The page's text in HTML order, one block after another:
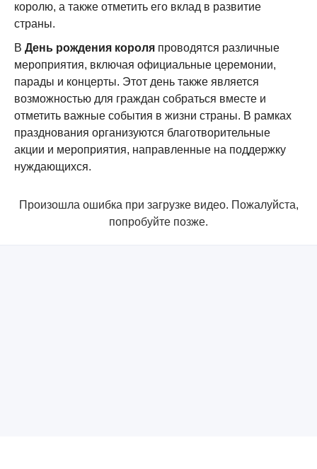
королю, а также отметить его вклад в развитие
страны.
В День рождения короля проводятся различные
мероприятия, включая официальные церемонии,
парады и концерты. Этот день также является
возможностью для граждан собраться вместе и
отметить важные события в жизни страны. В рамках
празднования организуются благотворительные
акции и мероприятия, направленные на поддержку
нуждающихся.
Произошла ошибка при загрузке видео. Пожалуйста,
попробуйте позже.